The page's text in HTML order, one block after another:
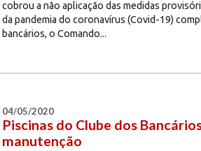
cobrou a não aplicação das medidas
da pandemia do coronavírus (Covid-19)
bancários, o Comando...
04/05/2020
Piscinas do Clube dos
manutenção